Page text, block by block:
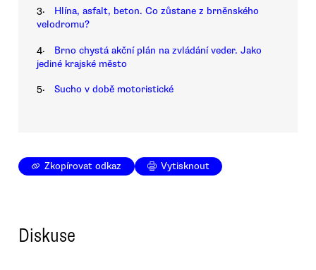
3.
Hlína, asfalt, beton. Co zůstane z brněnského
velodromu?
4.
Brno chystá akční plán na zvládání veder. Jako
jediné krajské město
5. Sucho v době motoristické
Zkopírovat odkaz Vytisknout
Diskuse